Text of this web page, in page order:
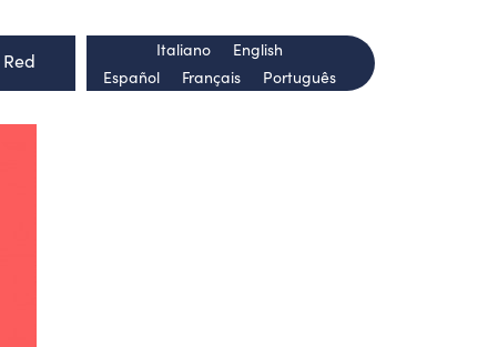
Español Français Português
Italiano English